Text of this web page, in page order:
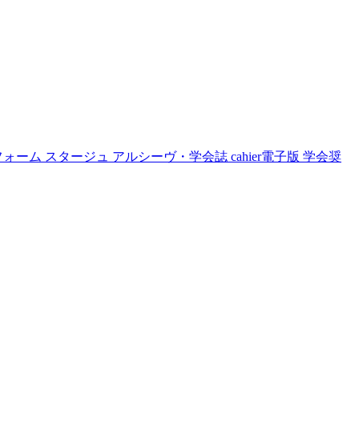
ーム スタージュ アルシーヴ・学会誌 cahier電子版 学会奨